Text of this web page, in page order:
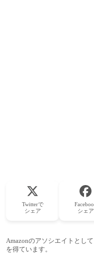
Twitterで
シェア
シェア
Amazonのアソシエイトとし
を得ています。